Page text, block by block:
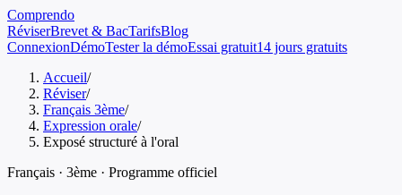
Comprendo
RéviserBrevet & BacTarifsBlog
ConnexionDémoTester la démoEssai gratuit14 jours gratuits
Accueil/
Réviser/
Français 3ème/
Expression orale/
Exposé structuré à l'oral
Français · 3ème · Programme officiel